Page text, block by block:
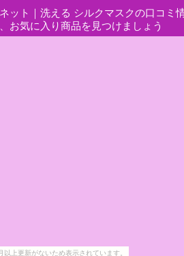
上更新がないため表示されています。
ット ｜ 洗える シルクマスクの口コミ
お気に入り商品を見つけましょう